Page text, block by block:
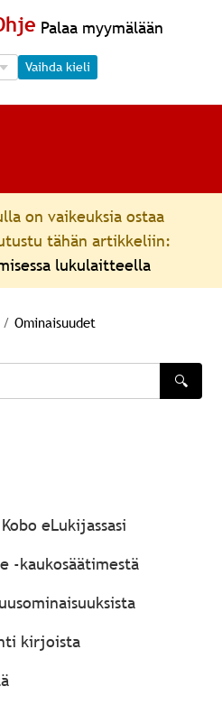
Palaa myymälään
Selection
Selection
Vaihda kieli
on vaikeuksia ostaa
tähän artikkeliin:
lukulaitteella
/ Ominaisuudet
🔍
eLukijassasi
‑kaukosäätimestä
kirjoista